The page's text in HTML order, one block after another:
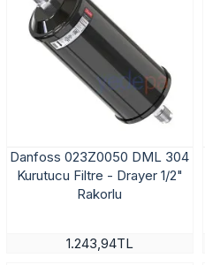
Danfoss 023Z0050 DML 304
Kurutucu Filtre - Drayer 1/2"
Rakorlu
1.243,94TL